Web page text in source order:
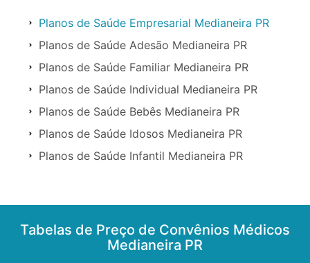
Planos de Saúde Empresarial Medianeira PR
Planos de Saúde Adesão Medianeira PR
Planos de Saúde Familiar Medianeira PR
Planos de Saúde Individual Medianeira PR
Planos de Saúde Bebês Medianeira PR
Planos de Saúde Idosos Medianeira PR
Planos de Saúde Infantil Medianeira PR
Tabelas de Preço de Convênios Médicos
Medianeira PR